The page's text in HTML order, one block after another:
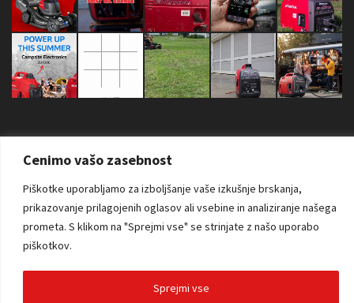
Cenimo vašo zasebnost
Piškotke uporabljamo za izboljšanje vaše izkušnje brskanja,
prikazovanje prilagojenih oglasov ali vsebine in analiziranje našega
prometa. S klikom na "Sprejmi vse" se strinjate z našo uporabo
piškotkov.
Sprejmi vse
Copyright © 2026 Sva prava zadržana. AS Power Equipment d.o.o. |
Izdelava spletne strani: